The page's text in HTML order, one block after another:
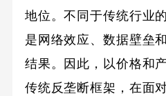
地位。不同于传统行业
是网络效应、数据壁垒
结果。因此，以价格和
传统反垄断框架，在面